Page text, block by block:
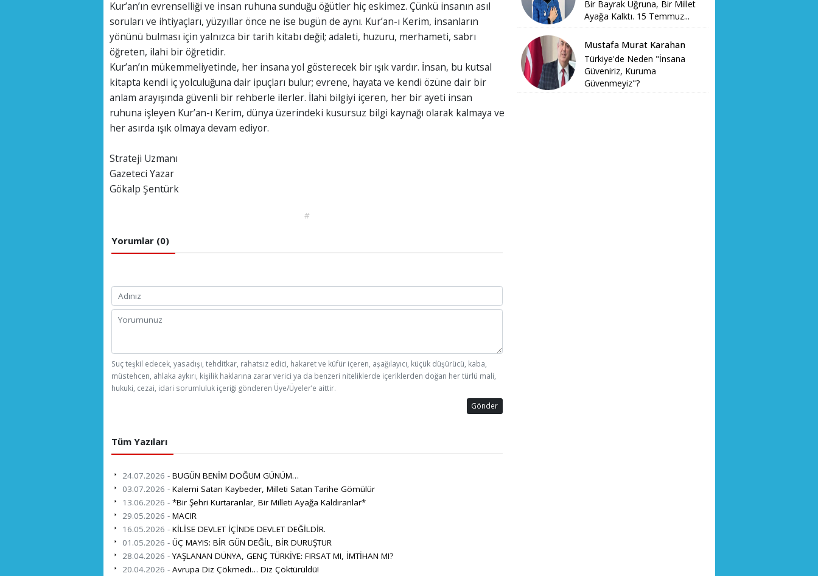
Kur’an’ın evrenselliği ve insan ruhuna sunduğu öğütler hiç eskimez. Çünkü insanın asıl
soruları ve ihtiyaçları, yüzyıllar önce ne ise bugün de aynı. Kur’an-ı Kerim, insanların
yönünü bulması için yalnızca bir tarih kitabı değil; adaleti, huzuru, merhameti, sabrı
öğreten, ilahi bir öğretidir.
Kur’an’ın mükemmeliyetinde, her insana yol gösterecek bir ışık vardır. İnsan, bu kutsal
kitapta kendi iç yolculuğuna dair ipuçları bulur; evrene, hayata ve kendi özüne dair bir
anlam arayışında güvenli bir rehberle ilerler. İlahi bilgiyi içeren, her bir ayeti insan
ruhuna işleyen Kur’an-ı Kerim, dünya üzerindeki kusursuz bilgi kaynağı olarak kalmaya ve
her asırda ışık olmaya devam ediyor.
Strateji Uzmanı
Gazeteci Yazar
Gökalp Şentürk
#
Yorumlar (0)
Suç teşkil edecek, yasadışı, tehditkar, rahatsız edici, hakaret ve küfür içeren, aşağılayıcı, küçük düşürücü, kaba,
müstehcen, ahlaka aykırı, kişilik haklarına zarar verici ya da benzeri niteliklerde içeriklerden doğan her türlü mali,
hukuki, cezai, idari sorumluluk içeriği gönderen Üye/Üyeler’e aittir.
Gönder
Tüm Yazıları
24.07.2026 - BUGÜN BENİM DOĞUM GÜNÜM…
03.07.2026 - Kalemi Satan Kaybeder, Milleti Satan Tarihe Gömülür
13.06.2026 - *Bir Şehri Kurtaranlar, Bir Milleti Ayağa Kaldıranlar*
29.05.2026 - MACIR
16.05.2026 - KİLİSE DEVLET İÇİNDE DEVLET DEĞİLDİR.
01.05.2026 - ÜÇ MAYIS: BİR GÜN DEĞİL, BİR DURUŞTUR
28.04.2026 -YAŞLANAN DÜNYA, GENÇ TÜRKİYE: FIRSAT MI, İMTİHAN MI?
20.04.2026 - Avrupa Diz Çökmedi… Diz Çöktürüldü!
Bir Bayrak Uğruna, Bir Millet
Ayağa Kalktı. 15 Temmuz...
Mustafa Murat Karahan
Türkiye'de Neden "İnsana
Güveniriz, Kuruma
Güvenmeyiz"?